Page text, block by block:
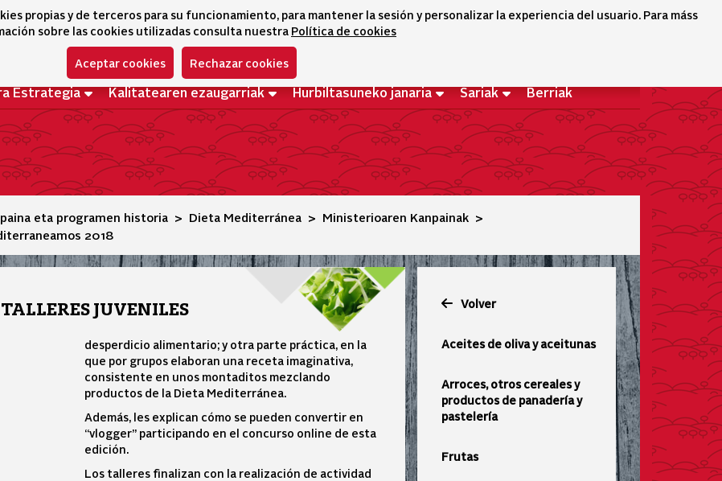
propias y de terceros para su funcionamiento, para mantener la sesión y personalizar la experiencia del usuario. Para máss
sobre las cookies utilizadas consulta nuestra Política de cookies
Aceptar cookies Rechazar cookies
Hizkuntza-hautatzailea
Estrategia Kalitatearen ezaugarriak Hurbiltasuneko janaria Sariak Berriak
eta programen historia Dieta Mediterránea
Ministerioaren Kanpainak
2018
JUVENILES
desperdicio alimentario; y otra parte práctica, en la
que por grupos elaboran una receta imaginativa,
consistente en unos montaditos mezclando
productos de la Dieta Mediterránea.
Además, les explican cómo se pueden convertir en
“vlogger” participando en el concurso online de esta
edición.
Los talleres finalizan con la realización de actividad
Volver
Aceites de oliva y aceitunas
Arroces, otros cereales y
productos de panadería y
pastelería
Frutas